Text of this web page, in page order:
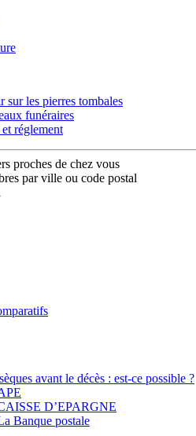
sur les pierres tombales
funéraires
réglement
proches de chez vous
par ville ou code postal
avant le décès : est-ce possible ?
D’EPARGNE
Banque postale